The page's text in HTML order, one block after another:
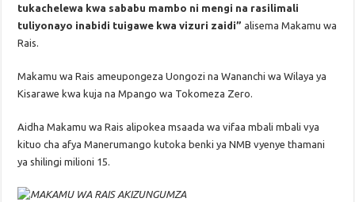
tukachelewa kwa sababu mambo ni mengi na rasilimali
tuliyonayo inabidi tuigawe kwa vizuri zaidi” alisema Makamu wa
Rais.
Makamu wa Rais ameupongeza Uongozi na Wananchi wa Wilaya ya
Kisarawe kwa kuja na Mpango wa Tokomeza Zero.
Aidha Makamu wa Rais alipokea msaada wa vifaa mbali mbali vya
kituo cha afya Manerumango kutoka benki ya NMB vyenye thamani
ya shilingi milioni 15.